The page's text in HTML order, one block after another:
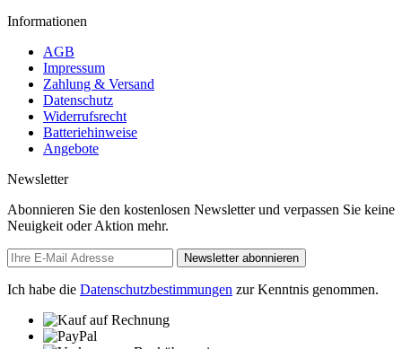
Informationen
AGB
Impressum
Zahlung & Versand
Datenschutz
Widerrufsrecht
Batteriehinweise
Angebote
Newsletter
Abonnieren Sie den kostenlosen Newsletter und verpassen Sie keine
Neuigkeit oder Aktion mehr.
Newsletter abonnieren
Ich habe die Datenschutzbestimmungen zur Kenntnis genommen.